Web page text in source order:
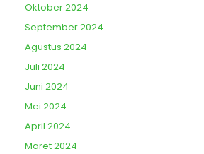
Oktober 2024
September 2024
Agustus 2024
Juli 2024
Juni 2024
Mei 2024
April 2024
Maret 2024